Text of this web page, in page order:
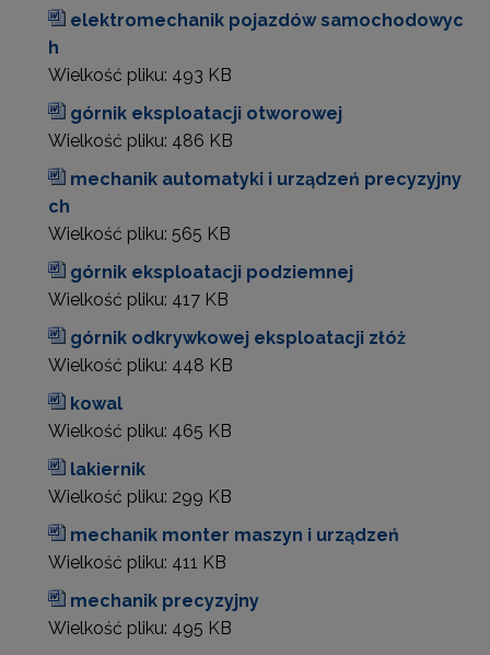
elektromechanik pojazdów samochodowyc
h
Wielkość pliku: 493 KB
górnik eksploatacji otworowej
Wielkość pliku: 486 KB
mechanik automatyki i urządzeń precyzyjny
ch
Wielkość pliku: 565 KB
górnik eksploatacji podziemnej
Wielkość pliku: 417 KB
górnik odkrywkowej eksploatacji złóż
Wielkość pliku: 448 KB
kowal
Wielkość pliku: 465 KB
lakiernik
Wielkość pliku: 299 KB
mechanik monter maszyn i urządzeń
Wielkość pliku: 411 KB
mechanik precyzyjny
Wielkość pliku: 495 KB